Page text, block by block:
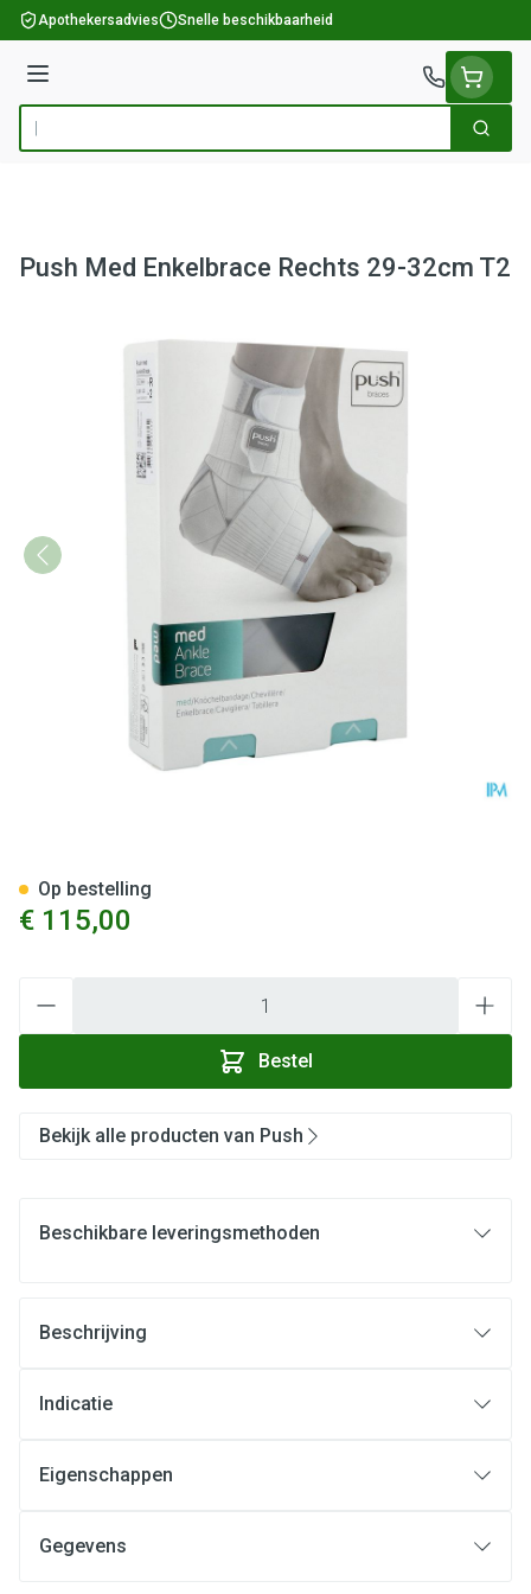
Ga naar de inhoud
Apothekersadvies Snelle beschikbaarheid
Menu
Product, merk, categorie... Zoek
Push Med Enkelbrace Rechts 29-32cm T2
€ 115,00
Bestel
Op bestelling
Bekijk alle producten van Push
Beschikbare leveringsmethoden
Beschrijving
Indicatie
Eigenschappen
Gegevens